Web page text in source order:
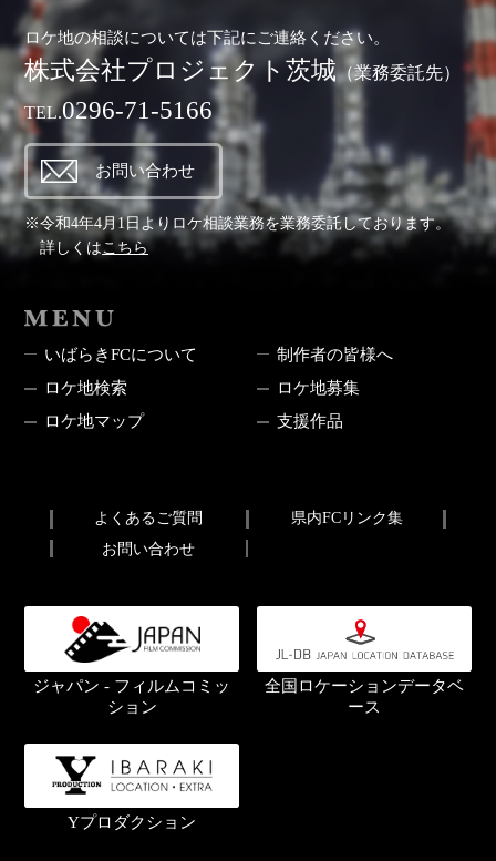
ロケ地の相談については下記にご連絡ください。
株式会社プロジェクト茨城（業務委託先）
TEL.0296-71-5166
お問い合わせ
※令和4年4月1日よりロケ相談業務を業務委託しております。
詳しくは こちら
いばらきFCについて
制作者の皆様へ
ロケ地検索
ロケ地募集
ロケ地マップ
支援作品
よくあるご質問
県内FCリンク集
お問い合わせ
ジャパン - フィルムコミッ
ション
全国ロケーションデータベ
ース
Yプロダクション